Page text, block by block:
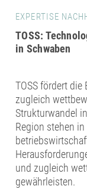
EXPERTISE
TOSS:
in Schwaben
TOSS fördert
zugleich
Strukturwandel
Region stehen
und zugleich
gewährleisten.